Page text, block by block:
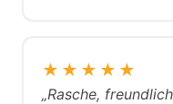
★★★★★
„Rasche,